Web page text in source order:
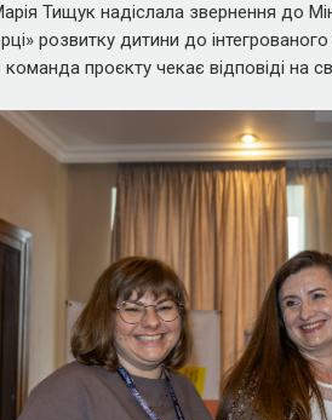
Тищук надіслала звернення до
розвитку дитини до
проєкту чекає відповіді на